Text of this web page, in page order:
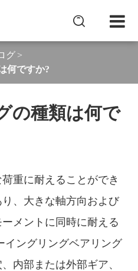

グ
何ですか?
の種類は何で
重に耐えることができ
、大きな軸方向および
メントに同時に耐える
イングリングベアリング
内部または外部ギア、